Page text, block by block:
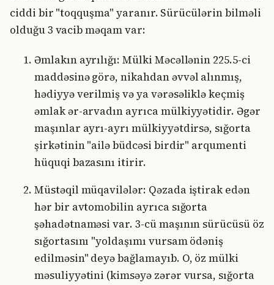
ciddi bir "toqquşma" yaranır. Sürücülərin bilməli
olduğu 3 vacib məqam var:
Əmlakın ayrılığı: Mülki Məcəllənin 225.5-ci
maddəsinə görə, nikahdan əvvəl alınmış,
hədiyyə verilmiş və ya vərəsəliklə keçmiş
əmlak ər-arvadın ayrıca mülkiyyətidir. Əgər
maşınlar ayrı-ayrı mülkiyyətdirsə, sığorta
şirkətinin "ailə büdcəsi birdir" arqumenti
hüquqi bazasını itirir.
Müstəqil müqavilələr: Qəzada iştirak edən
hər bir avtomobilin ayrıca sığorta
şəhadətnaməsi var. 3-cü maşının sürücüsü öz
sığortasını "yoldaşımı vursam ödəniş
edilməsin" deyə bağlamayıb. O, öz mülki
məsuliyyətini (kimsəyə zərər vursa, sığorta